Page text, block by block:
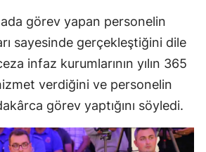
görev yapan personelin
sayesinde gerçekleştiğini dile
infaz kurumlarının yılın 365
verdiğini ve personelin
görev yaptığını söyledi.